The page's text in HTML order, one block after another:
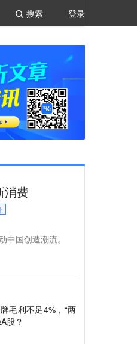
登录
搜索
消费
中国创造潮流。
毛利不足4%，“两
股？